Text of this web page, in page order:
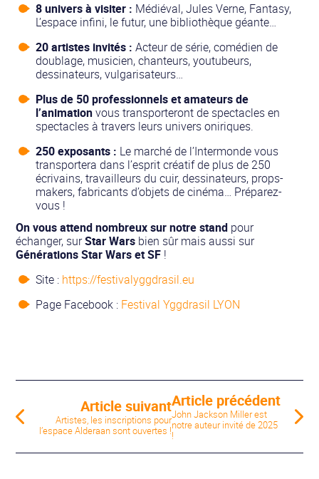
8 univers à visiter : Médiéval, Jules Verne, Fantasy,
L’espace infini, le futur, une bibliothèque géante…
20 artistes invités :Acteur de série, comédien de
doublage, musicien, chanteurs, youtubeurs,
dessinateurs, vulgarisateurs…
Plus de 50 professionnels et amateurs de
l’animationvous transporteront de spectacles en
spectacles à travers leurs univers oniriques.
250 exposants : Le marché de l’Intermonde vous
transportera dans l’esprit créatif de plus de 250
écrivains, travailleurs du cuir, dessinateurs, props-
makers, fabricants d’objets de cinéma… Préparez-
vous !
On vous attend nombreux sur notre stand pour
échanger, surStar Wars bien sûr mais aussi sur
Générations Star Wars et SF !
Site : https://festivalyggdrasil.eu
Page Facebook : Festival Yggdrasil LYON
Article suivant
Artistes, les inscriptions pour
l’espace Alderaan sont ouvertes !
Article précédent
John Jackson Miller est
notre auteur invité de 2025
!